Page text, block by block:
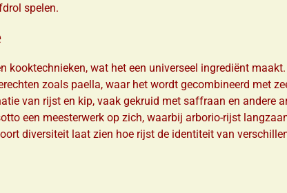
spelen.
kooktechnieken, wat het een universeel ingrediënt
zoals paella, waar het wordt gecombineerd met
van rijst en kip, vaak gekruid met saffraan en andere
een meesterwerk op zich, waarbij arborio-rijst
diversiteit laat zien hoe rijst de identiteit van